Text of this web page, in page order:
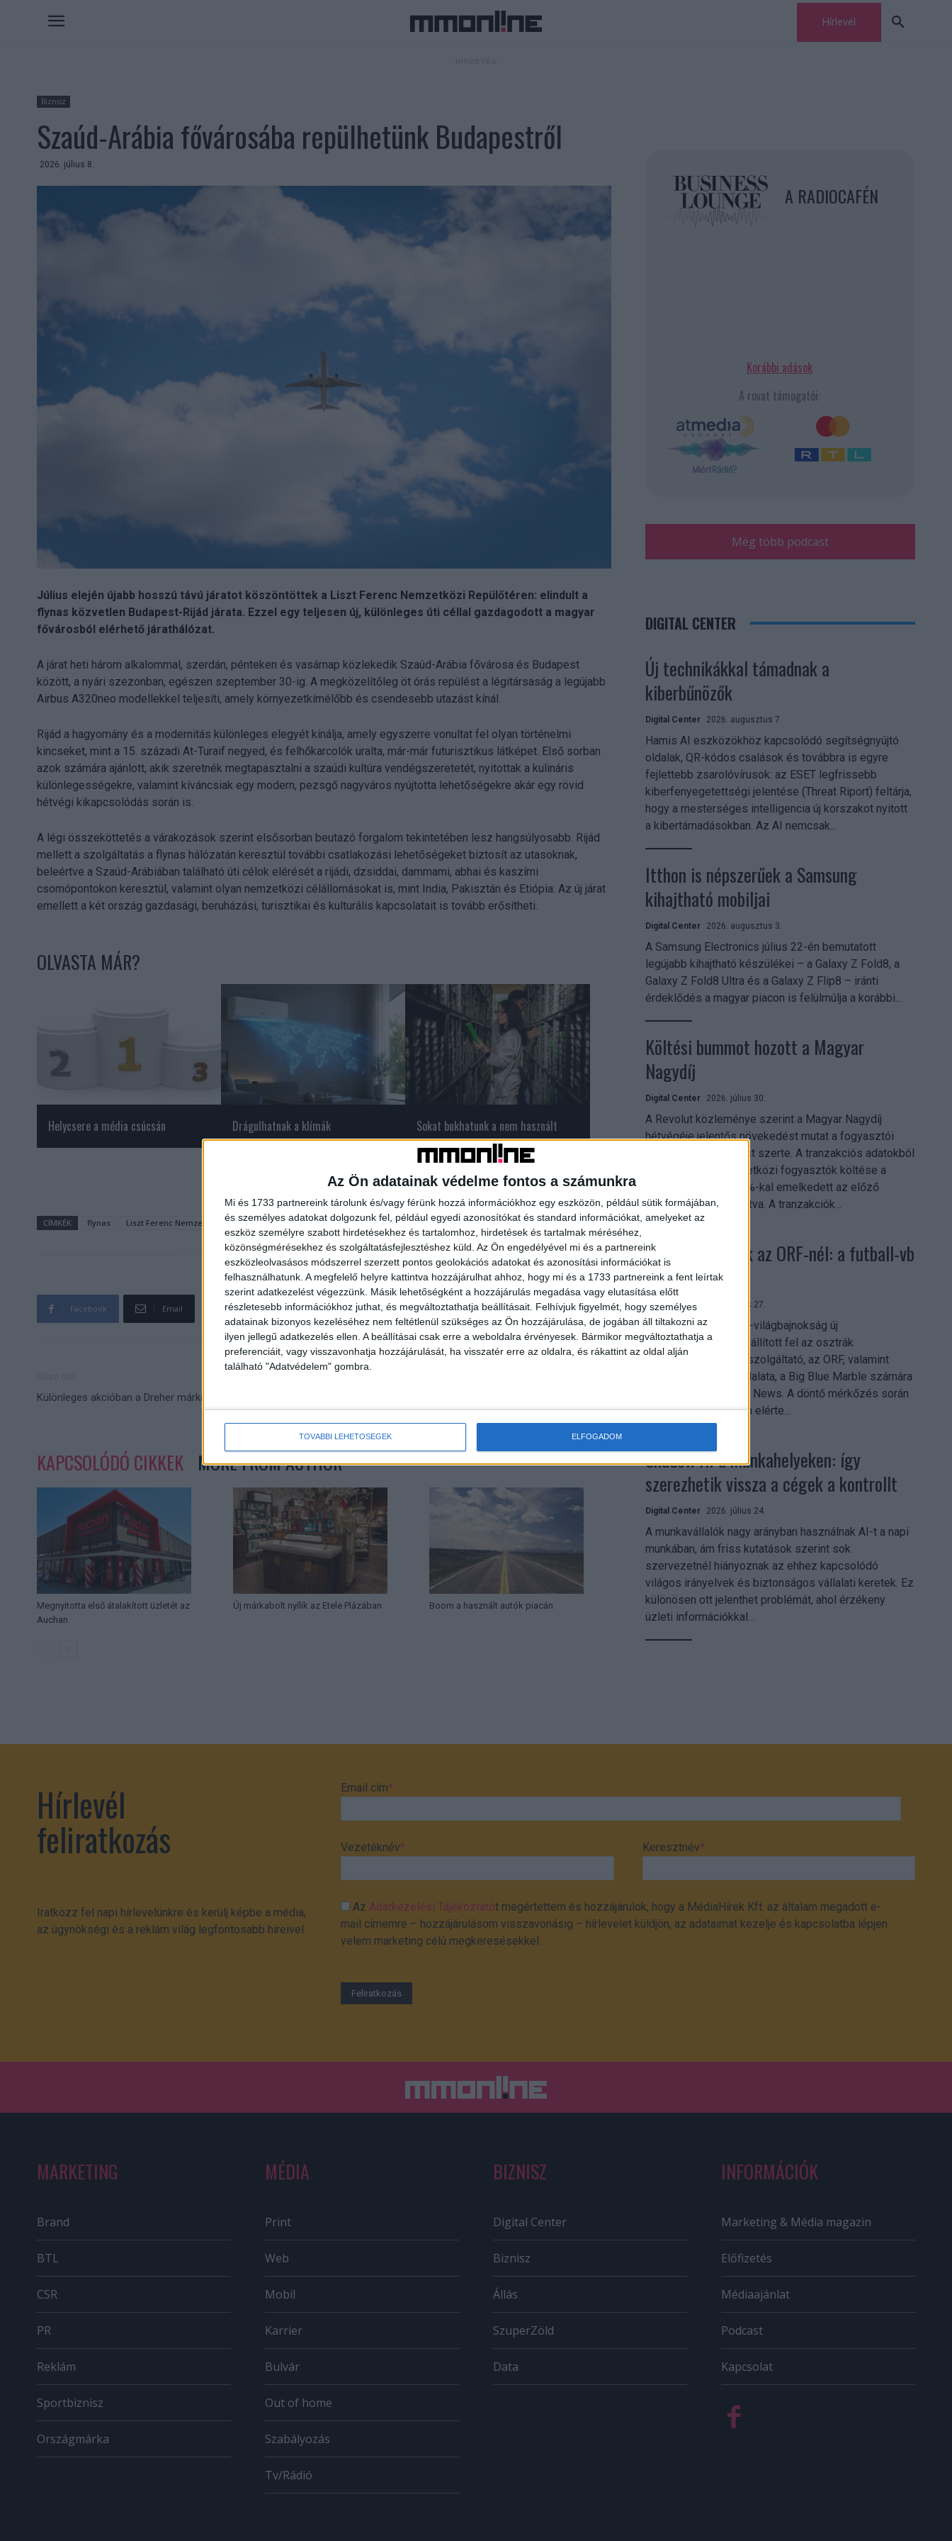
Az Ön adatainak védelme fontos a számunkra
Mi és 1733 partnereink tárolunk és/vagy férünk hozzá információkhoz egy eszközön, például sütik formájában,
és személyes adatokat dolgozunk fel, például egyedi azonosítókat és standard információkat, amelyeket az
eszköz személyre szabott hirdetésekhez és tartalomhoz, hirdetések és tartalmak méréséhez,
közönségmérésekhez és szolgáltatásfejlesztéshez küld. Az Ön engedélyével mi és a partnereink
eszközleolvasásos módszerrel szerzett pontos geolokációs adatokat és azonosítási információkat is
felhasználhatunk. A megfelelő helyre kattintva hozzájárulhat ahhoz, hogy mi és a 1733 partnereink a fent leírtak
szerint adatkezelést végezzünk. Másik lehetőségként a hozzájárulás megadása vagy elutasítása előtt
részletesebb információkhoz juthat, és megváltoztathatja beállításait. Felhívjuk figyelmét, hogy személyes
adatainak bizonyos kezeléséhez nem feltétlenül szükséges az Ön hozzájárulása, de jogában áll tiltakozni az
ilyen jellegű adatkezelés ellen. A beállításai csak erre a weboldalra érvényesek. Bármikor megváltoztathatja a
preferenciáit, vagy visszavonhatja hozzájárulását, ha visszatér erre az oldalra, és rákattint az oldal alján
található "Adatvédelem" gombra.
TOVÁBBI LEHETŐSÉGEK ELFOGADOM
Hírlevél
Biznisz
Szaúd-Arábia fővárosába repülhetünk Budapestről
2026. július 8.
Július elején újabb hosszú távú járatot köszöntöttek a Liszt Ferenc Nemzetközi Repülőtéren: elindult a
flynas közvetlen Budapest-Rijád járata. Ezzel egy teljesen új, különleges úti céllal gazdagodott a magyar
fővárosból elérhető járathálózat.
A járat heti három alkalommal, szerdán, pénteken és vasárnap közlekedik Szaúd-Arábia fővárosa és Budapest
között, a nyári szezonban, egészen szeptember 30-ig. A megközelítőleg öt órás repülést a légitársaság a legújabb
Airbus A320neo modellekkel teljesíti, amely környezetkímélőbb és csendesebb utazást kínál.
Rijád a hagyomány és a modernitás különleges elegyét kínálja, amely egyszerre vonultat fel olyan történelmi
kincseket, mint a 15. századi At-Turaif negyed, és felhőkarcolók uralta, már-már futurisztikus látképet. Első sorban
azok számára ajánlott, akik szeretnék megtapasztalni a szaúdi kultúra vendégszeretetét, nyitottak a kulináris
különlegességekre, valamint kíváncsiak egy modern, pezsgő nagyváros nyújtotta lehetőségekre akár egy rövid
hétvégi kikapcsolódás során is.
A légi összeköttetés a várakozások szerint elsősorban beutazó forgalom tekintetében lesz hangsúlyosabb. Rijád
mellett a szolgáltatás a flynas hálózatán keresztül további csatlakozási lehetőségeket biztosít az utasoknak,
beleértve a Szaúd-Arábiában található úti célok elérését a rijádi, dzsiddai, dammami, abhai és kaszími
csomópontokon keresztül, valamint olyan nemzetközi célállomásokat is, mint India, Pakisztán és Etiópia. Az új járat
emellett a két ország gazdasági, beruházási, turisztikai és kulturális kapcsolatait is tovább erősítheti.
OLVASTA MÁR?
Helycsere a média csúcsán Drágulhatnak a klímák
Sokat bukhatunk a nem használt
mobilokkal
CÍMKÉK flynas Liszt Ferenc Nemzetközi Repülőtér repül rijád turizmus utazás
Facebook Email
Különleges akcióban a Dreher márkája
intelligencia
KAPCSOLÓDÓ CIKKEK MORE FROM AUTHOR
Megnyitotta első átalakított üzletét az
Auchan
Új márkabolt nyílik az Etele Plázában Boom a használt autók piacán
A RADIOCAFÉN
Korábbi adások
A rovat támogatói:
Még több podcast
DIGITAL CENTER
Új technikákkal támadnak a
kiberbűnözők
Digital Center 2026. augusztus 7.
Hamis AI eszközökhöz kapcsolódó segítségnyújtó
oldalak, QR-kódos csalások és továbbra is egyre
fejlettebb zsarolóvírusok: az ESET legfrissebb
kiberfenyegetettségi jelentése (Threat Riport) feltárja,
hogy a mesterséges intelligencia új korszakot nyitott
a kibertámadásokban. Az AI nemcsak...
Itthon is népszerűek a Samsung
kihajtható mobiljai
Digital Center 2026. augusztus 3.
A Samsung Electronics július 22-én bemutatott
legújabb kihajtható készülékei – a Galaxy Z Fold8, a
Galaxy Z Fold8 Ultra és a Galaxy Z Flip8 – iránti
érdeklődés a magyar piacon is felülmúlja a korábbi...
Költési bummot hozott a Magyar
Nagydíj
Digital Center 2026. július 30.
A Revolut közleménye szerint a Magyar Nagydíj
hétvégéje jelentős növekedést mutat a fogyasztói
aktivitásban Budapest szerte. A tranzakciós adatokból
kiderül, hogy a nemzetközi fogyasztók költése a
versenyhétvégén 26%-kal emelkedett az előző
hétvégéhez viszonyítva. A tranzakciók...
Rekordok dőltek az ORF-nél: a futball-vb
mindent vitt
Digital Center 2026. július 27.
A 2026-os labdarúgó-világbajnokság új
streamingrekordokat állított fel az osztrák
közszolgálati műsorszolgáltató, az ORF, valamint
technológiai leányvállalata, a Big Blue Marble számára
– írja a Broadband TV News. A döntő mérkőzés során
az átlagos nézőszám elérte...
Shadow AI a munkahelyeken: így
szerezhetik vissza a cégek a kontrollt
Digital Center 2026. július 24.
A munkavállalók nagy arányban használnak AI-t a napi
munkában, ám friss kutatások szerint sok
szervezetnél hiányoznak az ehhez kapcsolódó
világos irányelvek és biztonságos vállalati keretek. Ez
különösen ott jelenthet problémát, ahol érzékeny
üzleti információkkal...
Hírlevél
feliratkozás
Iratkozz fel napi hírlevelünkre és kerülj képbe a média,
az ügynökségi és a reklám világ legfontosabb híreivel.
Email cím*
Vezetéknév* Keresztnév*
AzAdatkezelési Tájékoztatót megértettem és hozzájárulok, hogy a MédiaHírek Kft. az általam megadott e-
mail címemre – hozzájárulásom visszavonásig – hírlevelet küldjön, az adataimat kezelje és kapcsolatba lépjen
velem marketing célú megkeresésekkel.
MARKETING
Brand
BTL
CSR
PR
Reklám
Sportbiznisz
Országmárka
MÉDIA
Print
Web
Mobil
Karrier
Bulvár
Out of home
Szabályozás
Tv/Rádió
BIZNISZ
Digital Center
Biznisz
Állás
SzuperZöld
Data
INFORMÁCIÓK
Marketing & Média magazin
Előfizetés
Médiaajánlat
Podcast
Kapcsolat